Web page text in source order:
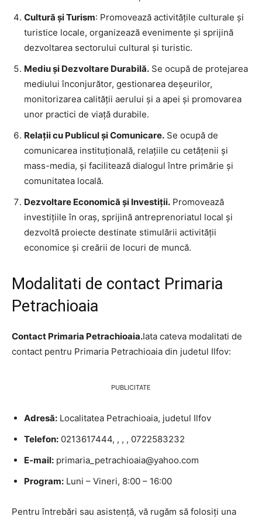
Cultură și Turism: Promovează activitățile culturale și
turistice locale, organizează evenimente și sprijină
dezvoltarea sectorului cultural și turistic.
Mediu și Dezvoltare Durabilă. Se ocupă de protejarea
mediului înconjurător, gestionarea deșeurilor,
monitorizarea calității aerului și a apei și promovarea
unor practici de viață durabile.
Relații cu Publicul și Comunicare. Se ocupă de
comunicarea instituțională, relațiile cu cetățenii și
mass-media, și facilitează dialogul între primărie și
comunitatea locală.
Dezvoltare Economică și Investiții. Promovează
investițiile în oraș, sprijină antreprenoriatul local și
dezvoltă proiecte destinate stimulării activității
economice și creării de locuri de muncă.
Modalitati de contact Primaria
Petrachioaia
Contact Primaria Petrachioaia.Iata cateva modalitati de
contact pentru Primaria Petrachioaia din judetul Ilfov:
PUBLICITATE
Adresă: Localitatea Petrachioaia, judetul Ilfov
Telefon: 0213617444, , , , 0722583232
E-mail: primaria_petrachioaia@yahoo.com
Program: Luni – Vineri, 8:00 – 16:00
Pentru întrebări sau asistență, vă rugăm să folosiți una